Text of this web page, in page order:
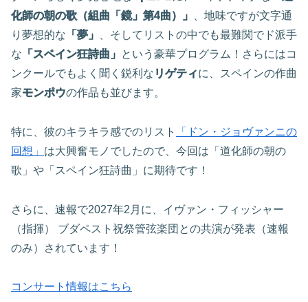
化師の朝の歌（組曲「鏡」第4曲）」
、地味ですが文字通
り夢想的な 「夢」
、そしてリストの中でも最難関でド派手
な 「スペイン狂詩曲」 という豪華プログラム！さらにはコ
ンクールでもよく聞く鋭利な リゲティに、スペインの作曲
家モンポウの作品も並びます。
特に、彼のキラキラ感でのリスト
「ドン・ジョヴァンニの
回想」 は大興奮モノでしたので、今回は「道化師の朝の
歌」や「スペイン狂詩曲」に期待です！
さらに、速報で2027年2月に、イヴァン・フィッシャー
（指揮） ブダペスト祝祭管弦楽団との共演が発表（速報
のみ）されています！
コンサート情報はこちら